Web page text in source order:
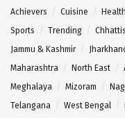
Achievers Cuisine Health
Sports
Trending
Jammu & Kashmir
Maharashtra
North East
Meghalaya
Mizoram
Telangana
West Bengal